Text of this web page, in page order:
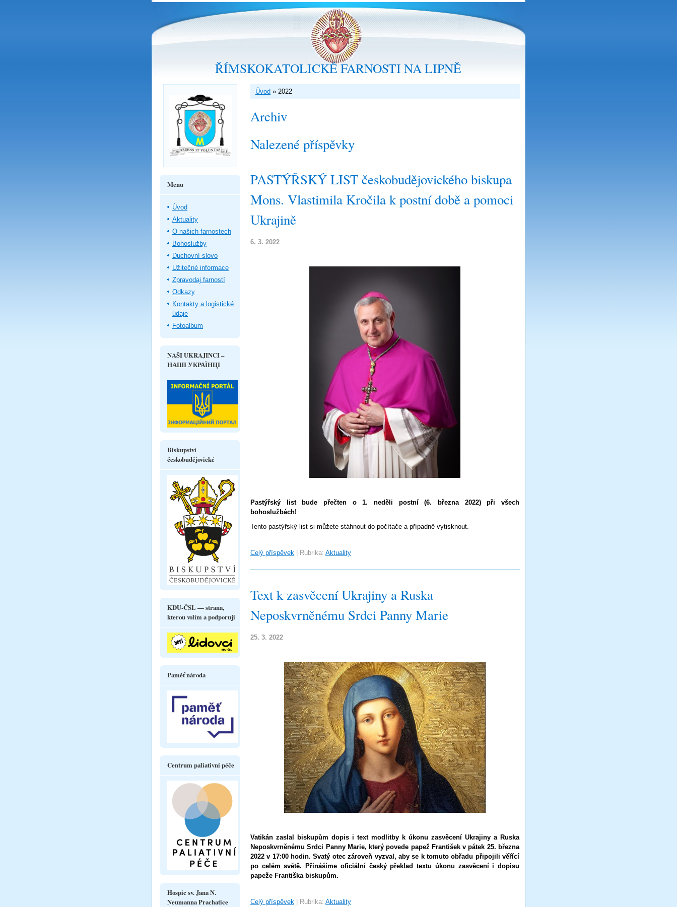
ŘÍMSKOKATOLICKÉ FARNOSTI NA LIPNĚ
Úvod » 2022
Archiv
Nalezené příspěvky
PASTÝŘSKÝ LIST českobudějovického biskupa
Mons. Vlastimila Kročila k postní době a pomoci
Ukrajině
6. 3. 2022
Pastýřský list bude přečten o 1. neděli postní (6. března 2022) při všech
bohoslužbách!
Tento pastýřský list si můžete stáhnout do počítače a případně vytisknout.
Celý příspěvek Rubrika: Aktuality
Text k zasvěcení Ukrajiny a Ruska
Neposkvrněnému Srdci Panny Marie
25. 3. 2022
Vatikán zaslal biskupům dopis i text modlitby k úkonu zasvěcení Ukrajiny a Ruska
Neposkvrněnému Srdci Panny Marie, který povede papež František v pátek 25. března
2022 v 17:00 hodin. Svatý otec zároveň vyzval, aby se k tomuto obřadu připojili věřící
po celém světě. Přinášíme oficiální český překlad textu úkonu zasvěcení i dopisu
papeže Františka biskupům.
Celý příspěvek Rubrika: Aktuality
Menu
Úvod
Aktuality
O našich farnostech
Bohoslužby
Duchovní slovo
Užitečné informace
Zpravodaj farností
Odkazy
Kontakty a logistické
údaje
Fotoalbum
NAŠI UKRAJINCI –
НАШІ УКРАЇНЦІ
Biskupství
českobudějovické
KDU-ČSL — strana,
kterou volím a podporuji
Paměť národa
Centrum paliativní péče
Hospic sv. Jana N.
Neumanna Prachatice